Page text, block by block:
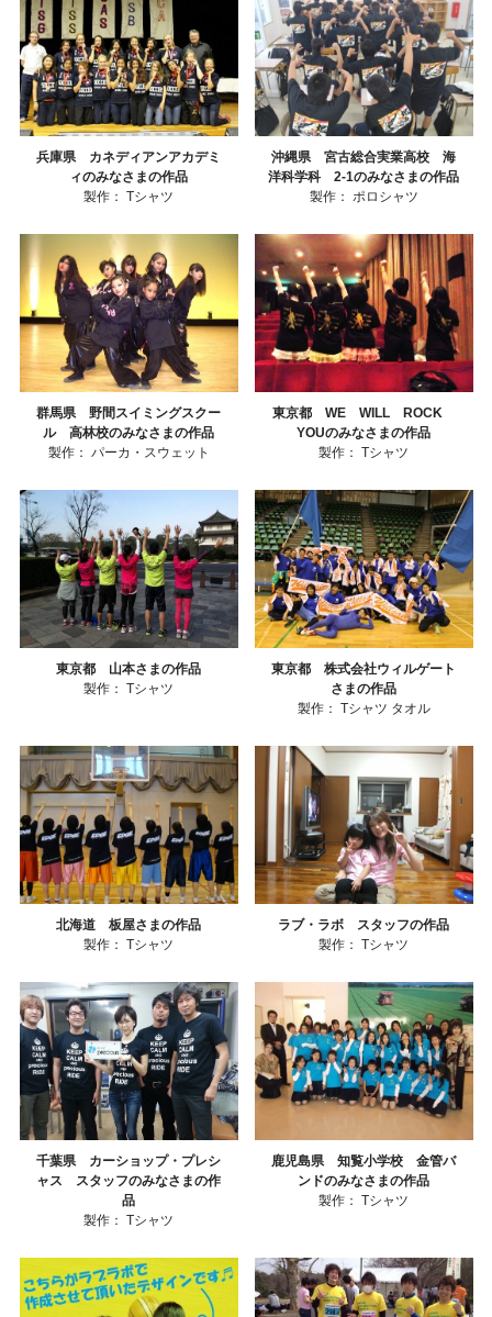
兵庫県 カネディアンアカデミ
ィのみなさまの作品
製作： Tシャツ
沖縄県 宮古総合実業高校 海
洋科学科 2-1のみなさまの作品
製作：
ポロシャツ
群馬県 野間スイミングスクー
ル 高林校のみなさまの作品
製作：
パーカ・スウェット
東京都 WE WILL ROCK
YOUのみなさまの作品
製作： Tシャツ
東京都 山本さまの作品
製作： Tシャツ
東京都 株式会社ウィルゲート
さまの作品
製作： Tシャツ タオル
北海道 板屋さまの作品
製作： Tシャツ
ラブ・ラボ スタッフの作品
製作： Tシャツ
千葉県 カーショップ・プレシ
ャス スタッフのみなさまの作
品
製作： Tシャツ
鹿児島県 知覧小学校 金管バ
ンドのみなさまの作品
製作： Tシャツ